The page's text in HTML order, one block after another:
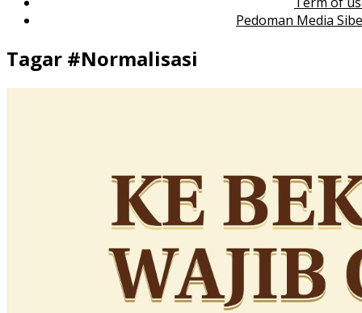
Pedoman Media
Tagar #Normalisasi